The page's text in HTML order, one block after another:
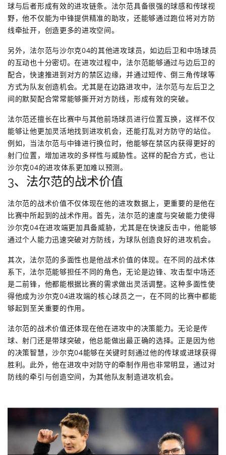
球与后者形成有效的进攻链条。法尔范具备很强的球感和传球视
野，他不仅能为中锋提供精准的助攻，还能够通过跑位将对方防
线牵扯开，创造更多的进攻空间。
另外，法尔范与沙尔克04的其他进攻球员，如边后卫和中场球员
的互动也十分密切。在进攻过程中，法尔范能够通过与边后卫的
配合，快速推进到对方的禁区边缘，并通过短传、倒三角传球等
方式为队友创造机会。尤其是在边路进攻中，法尔范与左后卫之
间的默契配合常常能够撕开对方防线，形成有效的突破。
法尔范还擅长在比赛中与其他前场球员进行位置互换，这样不仅
能够让他更加灵活地找到进攻机会，还能打乱对方防守的站位。
例如，当法尔范与中锋进行换位时，他能够在禁区内获得更好的
射门位置，增加进攻的多样性与威胁性。这样的配合方式，也让
沙尔克04的进攻体系更加难以预测。
3、法尔范的战术价值
法尔范的战术价值不仅体现在他的进攻数据上，更重要的是他在
比赛中所起到的战术作用。首先，法尔范的速度与突破能力使得
沙尔克04在进攻端更加具备威胁，尤其是在快速反击中，他能够
通过个人能力迅速突破对方防线，为球队创造良好的进攻机会。
其次，法尔范的多面性也是他战术价值的体现。在不同的战术体
系下，法尔范能够担任不同的角色，无论是边锋、攻击型中场还
是二前锋，他都能根据比赛的需求做出灵活调整。这种多面性使
得他成为沙尔克04进攻端的核心球员之一，在不同的比赛中都能
够起到至关重要的作用。
法尔范的战术价值还体现在他在进攻中的决策能力。无论是传
球、射门还是带球突破，他总能做出最正确的选择。正是因为他
的决策智慧，沙尔克04能够在关键时刻通过他的传球或进球获得
胜利。此外，他在进攻中对防守的牵制作用也非常明显，通过对
防线的牵引与创造空间，为其他队友制造进攻机会。